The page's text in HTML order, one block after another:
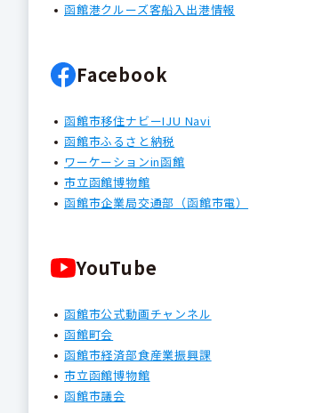
函館港クルーズ客船入出港情報
Facebook
函館市移住ナビーIJU Navi
函館市ふるさと納税
ワーケーションin函館
市立函館博物館
函館市企業局交通部（函館市電）
YouTube
函館市公式動画チャンネル
函館町会
函館市経済部食産業振興課
市立函館博物館
函館市議会